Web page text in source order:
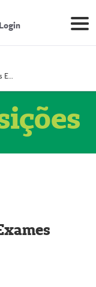
Login
Prestador Decordis Exames Cardiológicos LTDA (51004347-4)